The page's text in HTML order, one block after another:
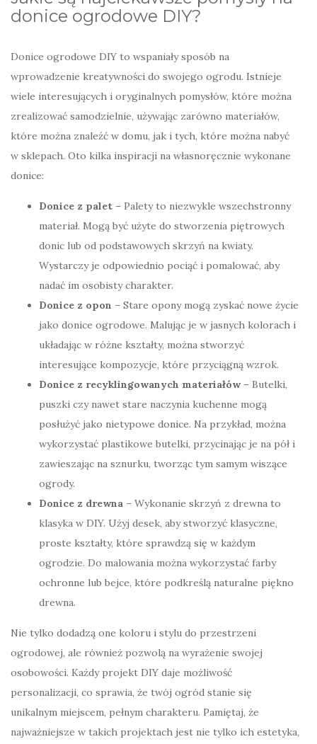
donice ogrodowe DIY?
Donice ogrodowe DIY to wspaniały sposób na
wprowadzenie kreatywności do swojego ogrodu. Istnieje
wiele interesujących i oryginalnych pomysłów, które można
zrealizować samodzielnie, używając zarówno materiałów,
które można znaleźć w domu, jak i tych, które można nabyć
w sklepach. Oto kilka inspiracji na własnoręcznie wykonane
donice:
Donice z palet – Palety to niezwykle wszechstronny
materiał. Mogą być użyte do stworzenia piętrowych
donic lub od podstawowych skrzyń na kwiaty.
Wystarczy je odpowiednio pociąć i pomalować, aby
nadać im osobisty charakter.
Donice z opon – Stare opony mogą zyskać nowe życie
jako donice ogrodowe. Malując je w jasnych kolorach i
układając w różne kształty, można stworzyć
interesujące kompozycje, które przyciągną wzrok.
Donice z recyklingowanych materiałów – Butelki,
puszki czy nawet stare naczynia kuchenne mogą
posłużyć jako nietypowe donice. Na przykład, można
wykorzystać plastikowe butelki, przycinając je na pół i
zawieszając na sznurku, tworząc tym samym wiszące
ogrody.
Donice z drewna – Wykonanie skrzyń z drewna to
klasyka w DIY. Użyj desek, aby stworzyć klasyczne,
proste kształty, które sprawdzą się w każdym
ogrodzie. Do malowania można wykorzystać farby
ochronne lub bejce, które podkreślą naturalne piękno
drewna.
Nie tylko dodadzą one koloru i stylu do przestrzeni
ogrodowej, ale również pozwolą na wyrażenie swojej
osobowości. Każdy projekt DIY daje możliwość
personalizacji, co sprawia, że twój ogród stanie się
unikalnym miejscem, pełnym charakteru. Pamiętaj, że
najważniejsze w takich projektach jest nie tylko ich estetyka,